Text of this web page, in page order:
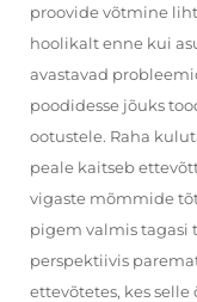
proovide võtmine
hoolikalt enne kui
avastavad
poodidesse jõuks
ootustele. Raha
peale kaitseb
vigaste mõmmide
pigem valmis tagasi
perspektiivis
ettevõtetes, kes selle